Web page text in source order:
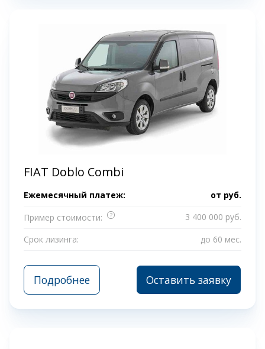
FIAT Doblo Combi
Ежемесячный платеж: от руб.
Пример стоимости:
?
3 400 000 руб.
Срок лизинга:
до 60 мес.
Подробнее Оставить заявку